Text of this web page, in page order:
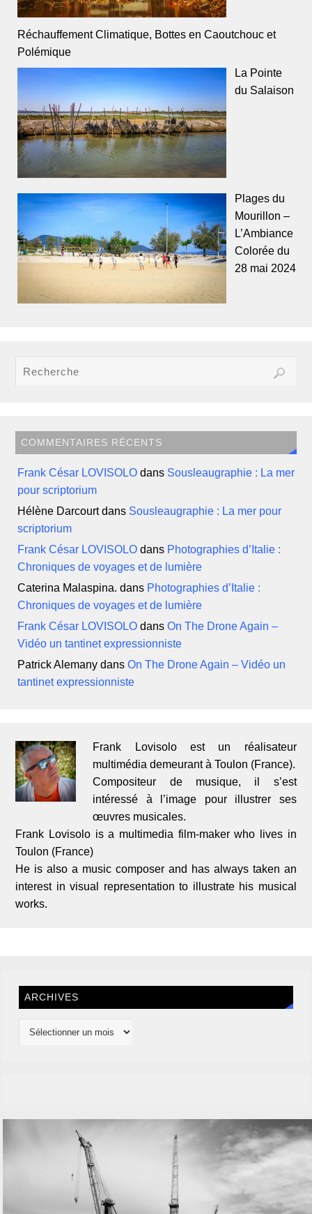
Réchauffement Climatique, Bottes en Caoutchouc et
Polémique
La Pointe
du Salaison
Plages du
Mourillon –
L’Ambiance
Colorée du
28 mai 2024
COMMENTAIRES RÉCENTS
Frank César LOVISOLO dans Sousleaugraphie : La mer
pour scriptorium
Hélène Darcourtdans Sousleaugraphie : La mer pour
scriptorium
Frank César LOVISOLO dans Photographies d’Italie :
Chroniques de voyages et de lumière
Caterina Malaspina. dans Photographies d’Italie :
Chroniques de voyages et de lumière
Frank César LOVISOLO dansOn The Drone Again –
Vidéo un tantinet expressionniste
Patrick Alemany dansOn The Drone Again – Vidéo un
tantinet expressionniste
Frank Lovisolo est un réalisateur
multimédia demeurant à Toulon (France).
Compositeur de musique, il s’est
intéressé à l’image pour illustrer ses
œuvres musicales.
Frank Lovisolo is a multimedia film-maker who lives in
Toulon (France)
He is also a music composer and has always taken an
interest in visual representation to illustrate his musical
works.
ARCHIVES